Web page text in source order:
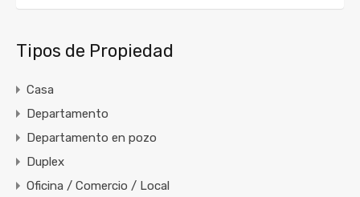
Tipos de Propiedad
Casa
Departamento
Departamento en pozo
Duplex
Oficina / Comercio / Local